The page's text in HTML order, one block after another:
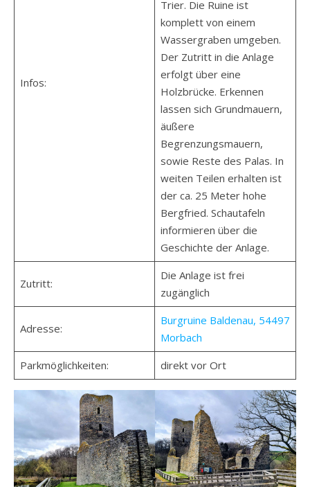
Infos:
Trier. Die Ruine ist
komplett von einem
Wassergraben umgeben.
Der Zutritt in die Anlage
erfolgt über eine
Holzbrücke. Erkennen
lassen sich Grundmauern,
äußere
Begrenzungsmauern,
sowie Reste des Palas. In
weiten Teilen erhalten ist
der ca. 25 Meter hohe
Bergfried. Schautafeln
informieren über die
Geschichte der Anlage.
Zutritt:
Die Anlage ist frei
zugänglich
Adresse:
Burgruine Baldenau, 54497
Morbach
Parkmöglichkeiten:
direkt vor Ort